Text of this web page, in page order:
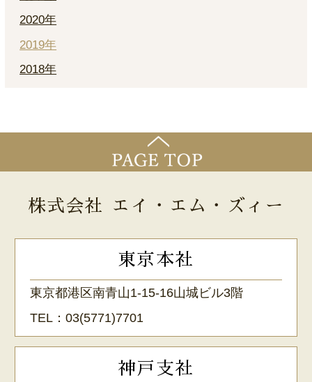
2020年
2019年
2018年
株式会社 エイ・エム・ズィー
東京本社
東京都港区南青山1-15-16山城ビル3階
TEL：03(5771)7701
神戸支社